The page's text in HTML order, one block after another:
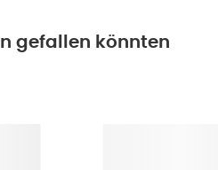
gefallen könnten